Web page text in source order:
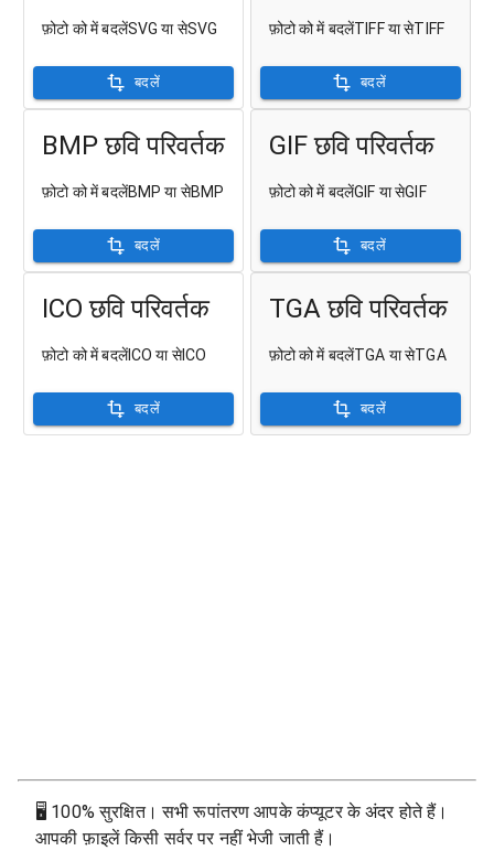
फ़ोटो को में बदलेंSVG या सेSVG
बदलें
फ़ोटो को में बदलेंTIFF या सेTIFF
बदलें
BMP छवि परिवर्तक
फ़ोटो को में बदलेंBMP या सेBMP
बदलें
GIF छवि परिवर्तक
फ़ोटो को में बदलेंGIF या सेGIF
बदलें
ICO छवि परिवर्तक
फ़ोटो को में बदलेंICO या सेICO
बदलें
TGA छवि परिवर्तक
फ़ोटो को में बदलेंTGA या सेTGA
बदलें
🖥 100% सुरक्षित। सभी रूपांतरण आपके कंप्यूटर के अंदर होते हैं।
आपकी फ़ाइलें किसी सर्वर पर नहीं भेजी जाती हैं।